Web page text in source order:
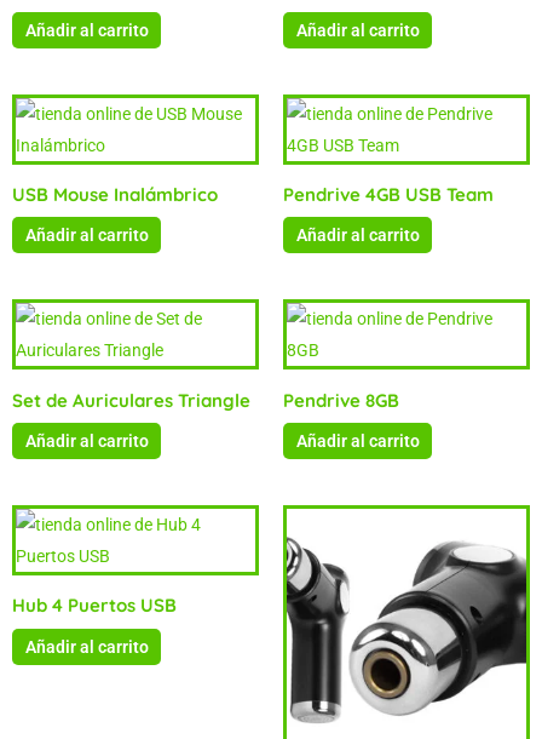
Añadir al carrito Añadir al carrito
USB Mouse Inalámbrico
Añadir al carrito
Pendrive 4GB USB Team
Añadir al carrito
Set de Auriculares Triangle
Añadir al carrito
Pendrive 8GB
Añadir al carrito
Hub 4 Puertos USB
Añadir al carrito